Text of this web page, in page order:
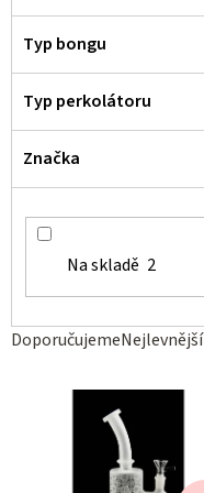
Ř
DoporučujemeNejlevnější
Na skladě 2
Typ bongu
Typ perkolátoru
Značka